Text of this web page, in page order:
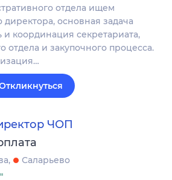
отдела ищем
основная задача
и координация секретариата,
отдела и закупочного процесса.
ЧОП
Саларьево